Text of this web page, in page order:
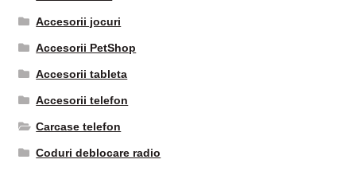
Accesorii jocuri
Accesorii PetShop
Accesorii tableta
Accesorii telefon
Carcase telefon
Coduri deblocare radio